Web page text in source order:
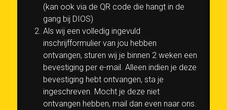
(kan ook via de QR code die hangt in de
gang bij DIOS)
Als wij een volledig ingevuld
inschrijfformulier van jou hebben
ontvangen, sturen wij je binnen 2 weken een
bevestiging per e-mail. Alleen indien je deze
bevestiging hebt ontvangen, sta je
ingeschreven. Mocht je deze niet
ontvangen hebben, mail dan even naar ons.